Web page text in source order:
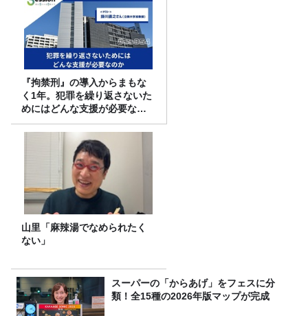
『拘禁刑』の導入からまもな
く1年。犯罪を繰り返さないた
めにはどんな支援が必要なの
か
山里「麻辣湯でなめられたく
ない」
スーパーの「からあげ」をフェスに分
類！全15種の2026年版マップが完成